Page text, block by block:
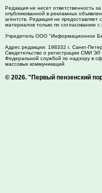
Редакция не несет ответственность
опубликованной в рекламных
агентств. Редакция не
материалов только по согласованию с
Учредитель ООО "Информационное
Адрес редакции: 198332 г. Санкт-
Свидетельство о регистрации СМИ
Федеральной службой по надзору в
массовых коммуникаций
© 2026. "Первый пензенский